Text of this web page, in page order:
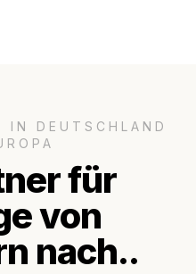
IN DEUTSCHLAND
für
von
nach..